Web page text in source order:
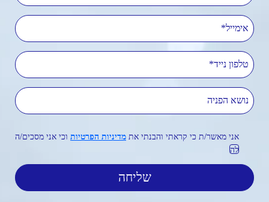
אימייל
טלפון נייד
נושא הפניה
אני מאשר/ת כי קראתי והבנתי את מדיניות הפרטיות וכי אני מסכים/ה
לה